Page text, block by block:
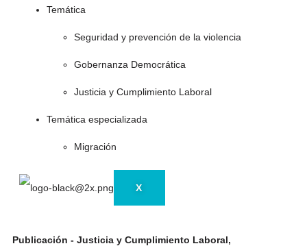
Temática
Seguridad y prevención de la violencia
Gobernanza Democrática
Justicia y Cumplimiento Laboral
Temática especializada
Migración
X
Publicación - Justicia y Cumplimiento Laboral,